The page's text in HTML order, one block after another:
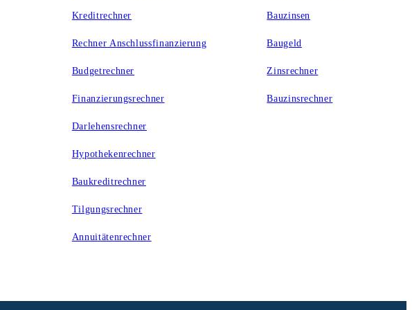
Kreditrechner
Rechner Anschlussfinanzierung
Budgetrechner
Finanzierungsrechner
Darlehensrechner
Hypothekenrechner
Baukreditrechner
Tilgungsrechner
Annuitätenrechner
Bauzinsen
Baugeld
Zinsrechner
Bauzinsrechner